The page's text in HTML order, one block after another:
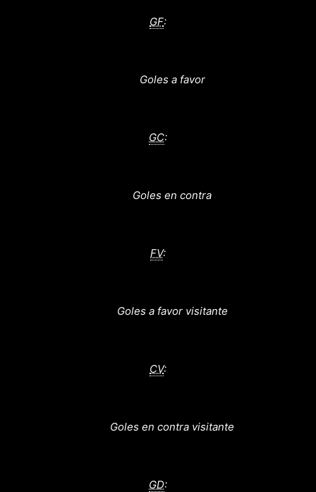
GF:
Goles a favor
GC:
Goles en contra
FV:
Goles a favor visitante
CV:
Goles en contra visitante
GD: